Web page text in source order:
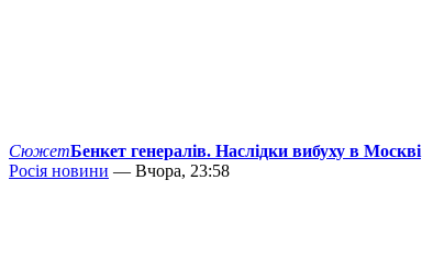
СюжетБенкет генералів. Наслідки вибуху в Москві
Росія новини — Вчора, 23:58